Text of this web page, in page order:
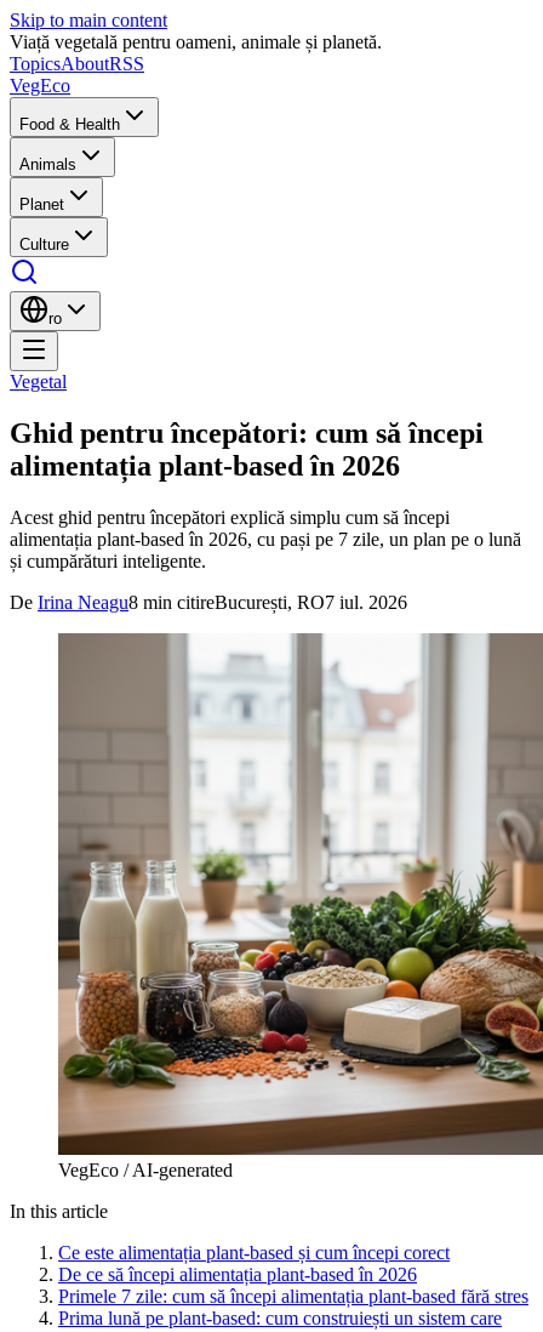
Skip to main content
Viață vegetală pentru oameni, animale și planetă.
TopicsAboutRSS
VegEco
Food & Health
Animals
Planet
Culture
ro
Vegetal
Ghid pentru începători: cum să începi
alimentația plant-based în 2026
Acest ghid pentru începători explică simplu cum să începi
alimentația plant-based în 2026, cu pași pe 7 zile, un plan pe o lună
și cumpărături inteligente.
De Irina Neagu8 min citireBucurești, RO7 iul. 2026
VegEco / AI-generated
In this article
Ce este alimentația plant-based și cum începi corect
De ce să începi alimentația plant-based în 2026
Primele 7 zile: cum să începi alimentația plant-based fără stres
Prima lună pe plant-based: cum construiești un sistem care